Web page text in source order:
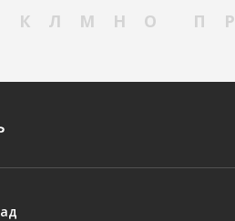
К Л М Н О П Р